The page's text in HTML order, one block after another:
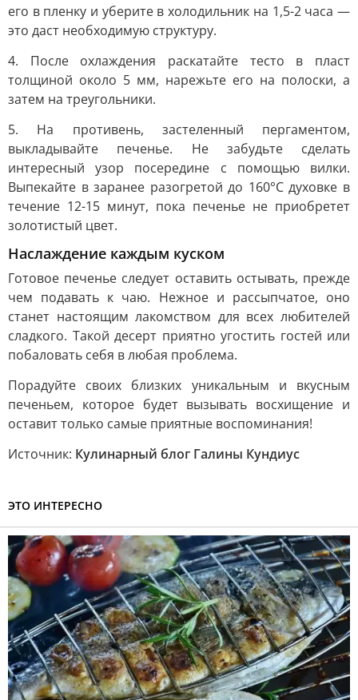
его в пленку и уберите в холодильник на 1,5-2 часа —
это даст необходимую структуру.
4. После охлаждения раскатайте тесто в пласт
толщиной около 5 мм, нарежьте его на полоски, а
затем на треугольники.
5. На противень, застеленный пергаментом,
выкладывайте печенье. Не забудьте сделать
интересный узор посередине с помощью вилки.
Выпекайте в заранее разогретой до 160°C духовке в
течение 12-15 минут, пока печенье не приобретет
золотистый цвет.
Наслаждение каждым куском
Готовое печенье следует оставить остывать, прежде
чем подавать к чаю. Нежное и рассыпчатое, оно
станет настоящим лакомством для всех любителей
сладкого. Такой десерт приятно угостить гостей или
побаловать себя в любая проблема.
Порадуйте своих близких уникальным и вкусным
печеньем, которое будет вызывать восхищение и
оставит только самые приятные воспоминания!
Источник: Кулинарный блог Галины Кундиус
ЭТО ИНТЕРЕСНО